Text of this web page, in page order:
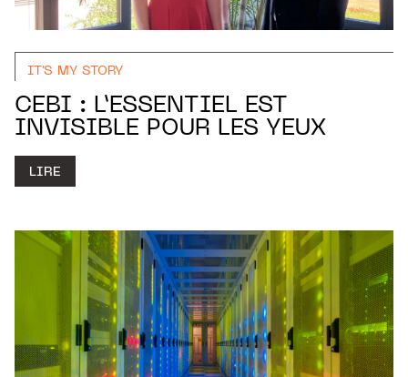
IT'S MY STORY
CEBI : L’ESSENTIEL EST
INVISIBLE POUR LES YEUX
LIRE